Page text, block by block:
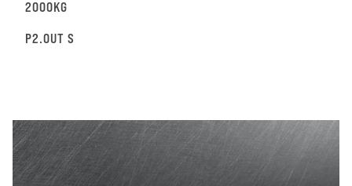
2000KG
P2.0UT S